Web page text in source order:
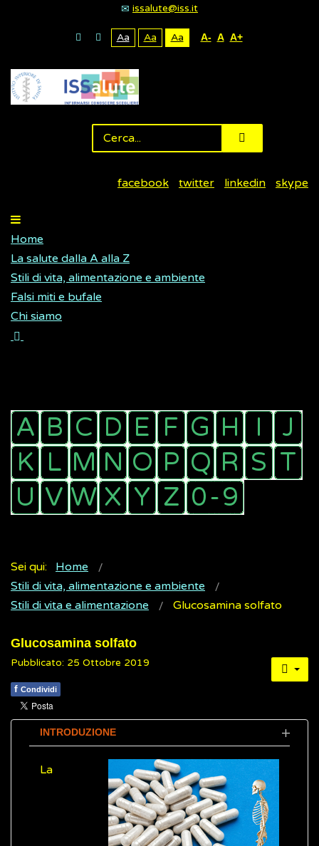
issalute@iss.it
Aa Aa Aa A- A A+
facebook twitter linkedin skype
Home
La salute dalla A alla Z
Stili di vita, alimentazione e ambiente
Falsi miti e bufale
Chi siamo
Sei qui:
Home
Stili di vita, alimentazione e ambiente
Stili di vita e alimentazione
Glucosamina solfato
Glucosamina solfato
Pubblicato: 25 Ottobre 2019
f Condividi
INTRODUZIONE
La